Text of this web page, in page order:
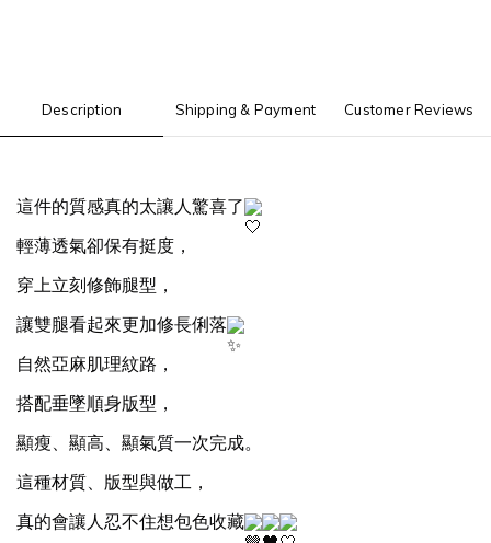
Description Shipping & Payment Customer Reviews
這件的質感真的太讓人驚喜了
輕薄透氣卻保有挺度，
穿上立刻修飾腿型，
讓雙腿看起來更加修長俐落
自然亞麻肌理紋路，
搭配垂墜順身版型，
顯瘦、顯高、顯氣質一次完成。
這種材質、版型與做工，
真的會讓人忍不住想包色收藏